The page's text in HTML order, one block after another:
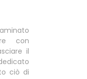
con
il
ciò di